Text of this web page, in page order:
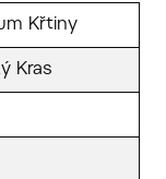
Křtiny
Kras